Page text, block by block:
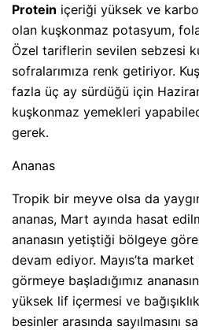
Protein içeriği yüksek ve
olan kuşkonmaz potasyum,
Özel tariflerin sevilen sebzesi
sofralarımıza renk getiriyor.
fazla üç ay sürdüğü için
kuşkonmaz yemekleri
gerek.
Ananas
Tropik bir meyve olsa da
ananas, Mart ayında hasat
ananasın yetiştiği bölgeye
devam ediyor. Mayıs’ta
görmeye başladığımız
yüksek lif içermesi ve
besinler arasında sayılmasını